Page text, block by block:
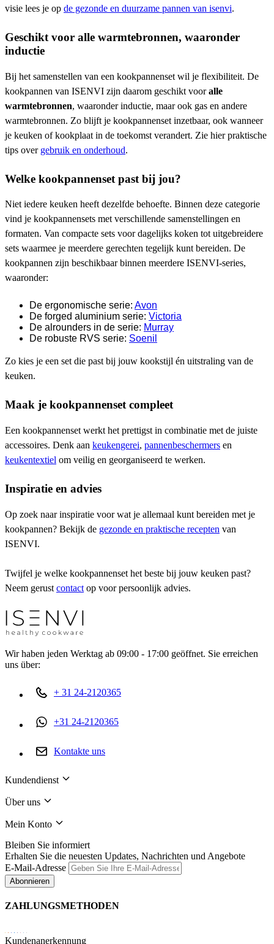
visie lees je op de gezonde en duurzame pannen van isenvi.
Geschikt voor alle warmtebronnen, waaronder
inductie
Bij het samenstellen van een kookpannenset wil je flexibiliteit. De
kookpannen van ISENVI zijn daarom geschikt vooralle
warmtebronnen, waaronder inductie, maar ook gas en andere
warmtebronnen. Zo blijft je kookpannenset inzetbaar, ook wanneer
je keuken of kookplaat in de toekomst verandert. Zie hier praktische
tips over gebruik en onderhoud.
Welke kookpannenset past bij jou?
Niet iedere keuken heeft dezelfde behoefte. Binnen deze categorie
vind je kookpannensets met verschillende samenstellingen en
formaten. Van compacte sets voor dagelijks koken tot uitgebreidere
sets waarmee je meerdere gerechten tegelijk kunt bereiden. De
kookpannen zijn beschikbaar binnen meerdere ISENVI-series,
waaronder:
De ergonomische serie: Avon
De forged aluminium serie: Victoria
De alrounders in de serie: Murray
De robuste RVS serie: Soenil
Zo kies je een set die past bij jouw kookstijl én uitstraling van de
keuken.
Maak je kookpannenset compleet
Een kookpannenset werkt het prettigst in combinatie met de juiste
accessoires. Denk aan keukengerei, pannenbeschermers en
keukentextiel om veilig en georganiseerd te werken.
Inspiratie en advies
Op zoek naar inspiratie voor wat je allemaal kunt bereiden met je
kookpannen? Bekijk de gezonde en praktische recepten van
ISENVI.
Twijfel je welke kookpannenset het beste bij jouw keuken past?
Neem gerust contact op voor persoonlijk advies.
Wir haben jeden Werktag ab 09:00 - 17:00 geöffnet. Sie erreichen
uns über:
+ 31 24-2120365
+31 24-2120365
Kontakte uns
Kundendienst
Über uns
Mein Konto
Bleiben Sie informiert
Erhalten Sie die neuesten Updates, Nachrichten und Angebote
E-Mail-Adresse
Abonnieren
ZAHLUNGSMETHODEN
Kundenanerkennung